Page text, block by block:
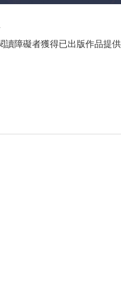
障礙者獲得已出版作品提